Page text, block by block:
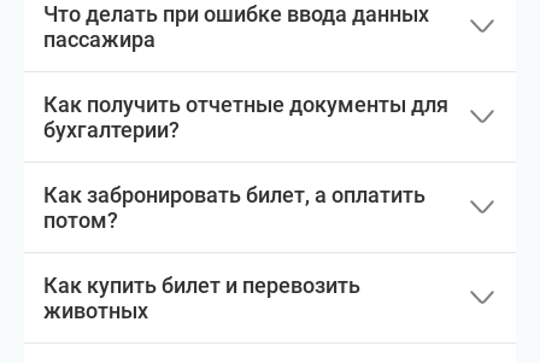
Что делать при ошибке ввода данных
пассажира
Как получить отчетные документы для
бухгалтерии?
Как забронировать билет, а оплатить
потом?
Как купить билет и перевозить
животных